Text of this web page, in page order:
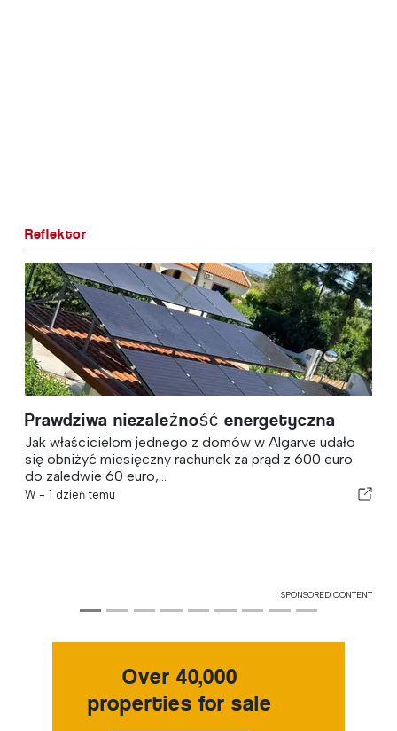
Reflektor
w Algarve udało
prąd z 600 euro
Tajny powód, dla którego
rodziny przenoszą się do
Dla coraz większej liczby
kierowniczej i rodzin przenoszących się
SPONSORED CONTENT
Over 40,000
properties for sale